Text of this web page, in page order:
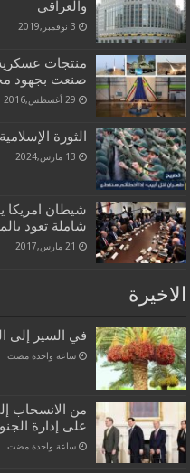
والعراقي
3 نوفمبر,2019
منتجات
صنعت بجهود
29 أغسطس,2016
الثورة
13 مارس,2024
شيطان امريكا
شاملة تعود
21 مارس,2017
الاخيرة
في السير إلى
‏ساعة واحدة مضت
من الانسحاب
على إدارة
‏ساعة واحدة مضت